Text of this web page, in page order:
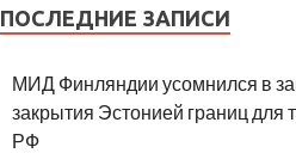
ПОСЛЕДНИЕ ЗАПИСИ
МИД Финляндии усомнился в
закрытия Эстонией границ для
РФ